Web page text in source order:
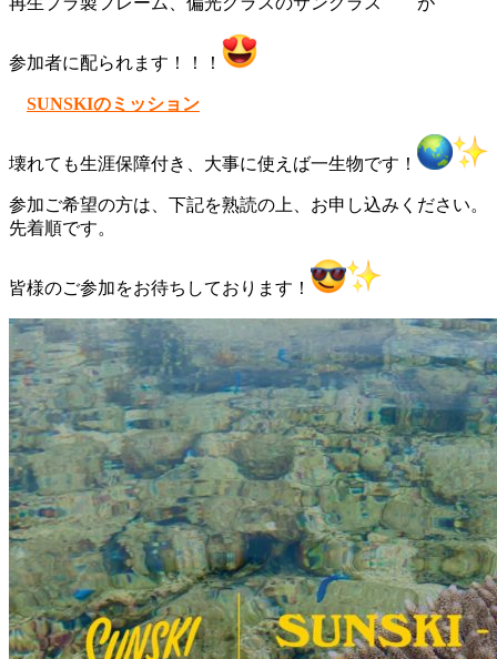
参加者に配られます！！！
SUNSKIのミッション
壊れても生涯保障付き、大事に使えば一生物です！
参加ご希望の方は、下記を熟読の上、お申し込みください。
先着順です。
皆様のご参加をお待ちしております！